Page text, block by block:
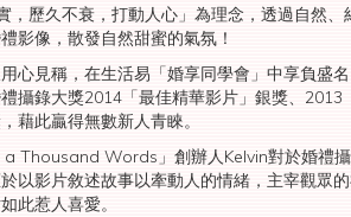
，歷久不衰，打動人心」為理念，透過自然
影像，散發自然甜蜜的氣氛！
心見稱，在生活易「婚享同學會」中享負盛
攝錄大獎2014「最佳精華影片」銀獎、
藉此贏得無數新人青睞。
Thousand Words」創辦人Kelvin對於婚禮
以影片敘述故事以牽動人的情緒，主宰觀眾
此惹人喜愛。